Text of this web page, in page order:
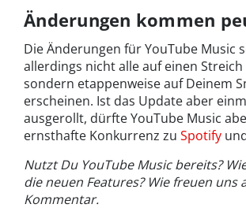
Änderungen kommen
Die Änderungen für YouTube Music
allerdings nicht alle auf einen
sondern etappenweise auf Deinem
erscheinen. Ist das Update aber
ausgerollt, dürfte YouTube Music
ernsthafte Konkurrenz zu Spotify
Nutzt Du YouTube Music bereits?
die neuen Features? Wie freuen uns
Kommentar.